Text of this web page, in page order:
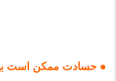
● حسادت ممکن است